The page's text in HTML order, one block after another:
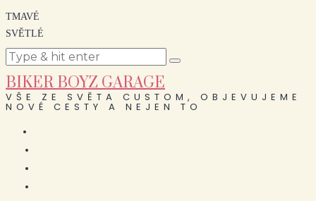
TMAVÉ
SVĚTLÉ
BIKER BOYZ GARAGE
VŠE ZE SVĚTA CUSTOM, OBJEVUJEME
NOVÉ CESTY A NEJEN TO